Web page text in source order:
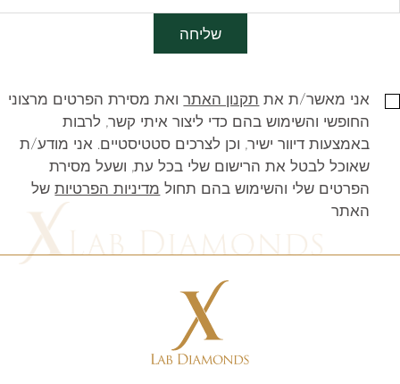
שליחה
אני מאשר/ת אתתקנון האתרואת מסירת הפרטים מרצוני
החופשי והשימוש בהם כדי ליצור איתי קשר, לרבות
באמצעות דיוור ישיר, וכן לצרכים סטטיסטיים. אני מודע/ת
שאוכל לבטל את הרישום שלי בכל עת, ושעל מסירת
הפרטים שלי והשימוש בהם תחולמדיניות הפרטיותשל
האתר